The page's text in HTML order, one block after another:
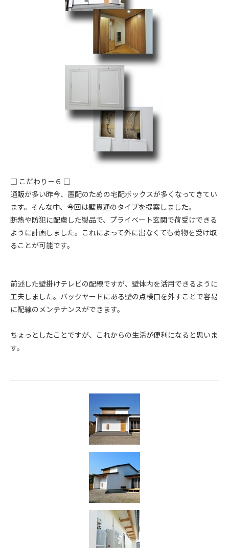
□ こだわり－６ □
通販が多い昨今、置配のための宅配ボックスが多くなってきてい
ます。そんな中、今回は壁貫通のタイプを提案しました。
断熱や防犯に配慮した製品で、プライベート玄関で荷受けできる
ように計画しました。これによって外に出なくても荷物を受け取
ることが可能です。
前述した壁掛けテレビの配線ですが、壁体内を活用できるように
工夫しました。バックヤードにある壁の点検口を外すことで容易
に配線のメンテナンスができます。
ちょっとしたことですが、これからの生活が便利になると思いま
す。